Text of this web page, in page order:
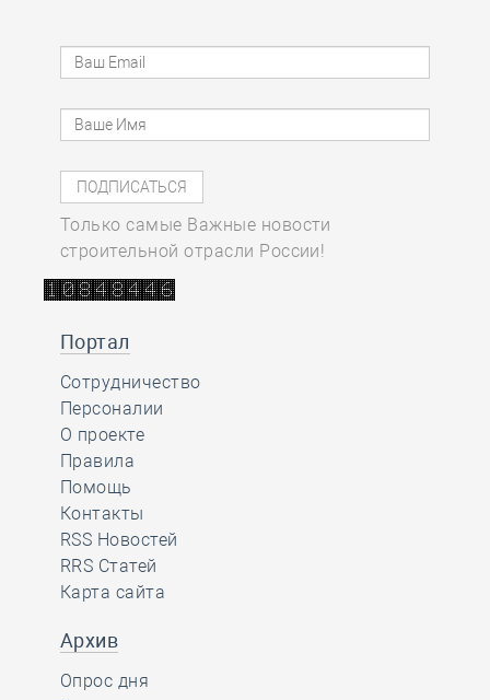
Только самые Важные новости
строительной отрасли России!
Портал
Сотрудничество
Персоналии
О проекте
Правила
Помощь
Контакты
RSS Новостей
RRS Статей
Карта сайта
Архив
Опрос дня